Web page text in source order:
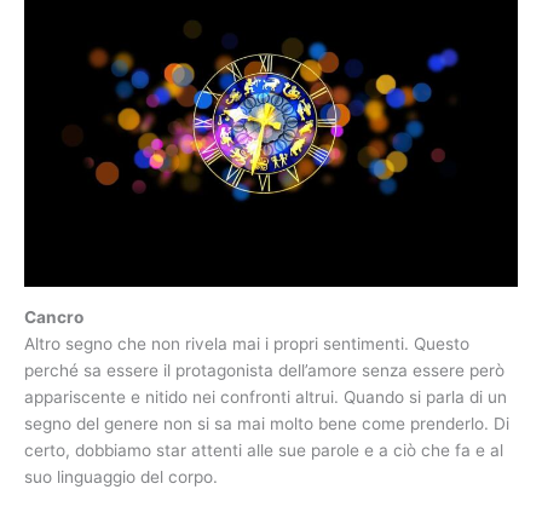
Cancro
Altro segno che non rivela mai i propri sentimenti. Questo
perché sa essere il protagonista dell’amore senza essere però
appariscente e nitido nei confronti altrui. Quando si parla di un
segno del genere non si sa mai molto bene come prenderlo. Di
certo, dobbiamo star attenti alle sue parole e a ciò che fa e al
suo linguaggio del corpo.